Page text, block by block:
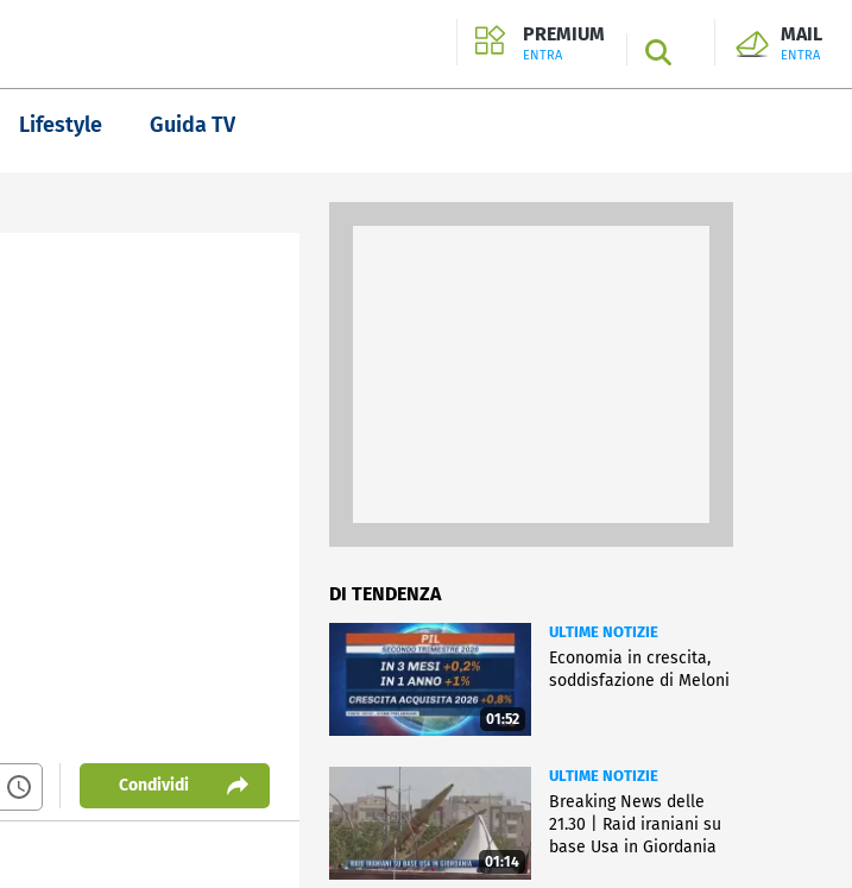
PREMIUM
ENTRA SEARCH
MAIL
ENTRA
Lifestyle Guida TV
Condividi
DI TENDENZA
01:52
ULTIME NOTIZIE
Economia in crescita,
soddisfazione di Meloni
01:14
ULTIME NOTIZIE
Breaking News delle
21.30 | Raid iraniani su
base Usa in Giordania